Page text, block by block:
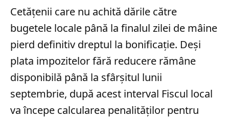
Cetățenii care nu achită dările către
bugetele locale până la finalul zilei de mâine
pierd definitiv dreptul la bonificație. Deși
plata impozitelor fără reducere rămâne
disponibilă până la sfârșitul lunii
septembrie, după acest interval Fiscul local
va începe calcularea penalităților pentru